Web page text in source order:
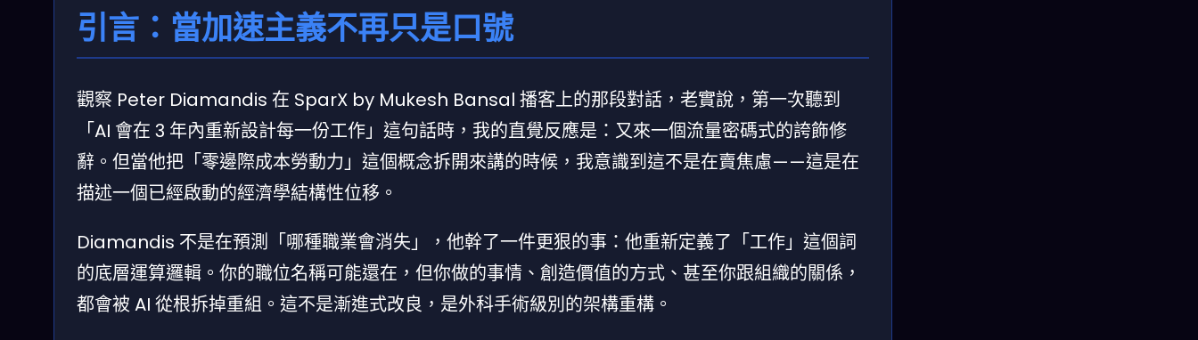
引言：當加速主義不再只是口號
觀察 Peter Diamandis 在 SparX by Mukesh Bansal 播客上的那段對話，老實說，第一次聽到
「AI 會在 3 年內重新設計每一份工作」這句話時，我的直覺反應是：又來一個流量密碼式的誇飾修
辭。但當他把「零邊際成本勞動力」這個概念拆開來講的時候，我意識到這不是在賣焦慮——這是在
描述一個已經啟動的經濟學結構性位移。
Diamandis 不是在預測「哪種職業會消失」，他幹了一件更狠的事：他重新定義了「工作」這個詞
的底層運算邏輯。你的職位名稱可能還在，但你做的事情、創造價值的方式、甚至你跟組織的關係，
都會被 AI 從根拆掉重組。這不是漸進式改良，是外科手術級別的架構重構。